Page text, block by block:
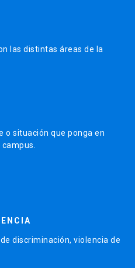
las distintas áreas de la
o situación que ponga en
discriminación, violencia de